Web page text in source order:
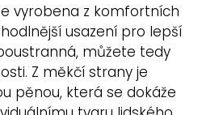
vyrobena z komfortních
usazení pro lepší
můžete tedy
Z měkčí strany je
pěnou, která se dokáže